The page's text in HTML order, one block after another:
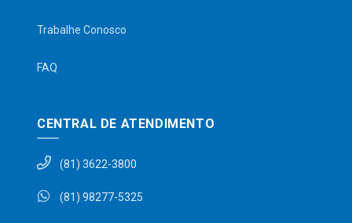
Trabalhe Conosco
FAQ
CENTRAL DE ATENDIMENTO
(81) 3622-3800
(81) 98277-5325